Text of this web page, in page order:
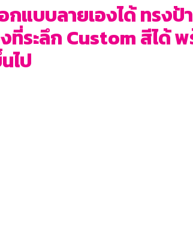
แบบลายเองได้ ทรง
ที่ระลึก Custom สีได้
ไป